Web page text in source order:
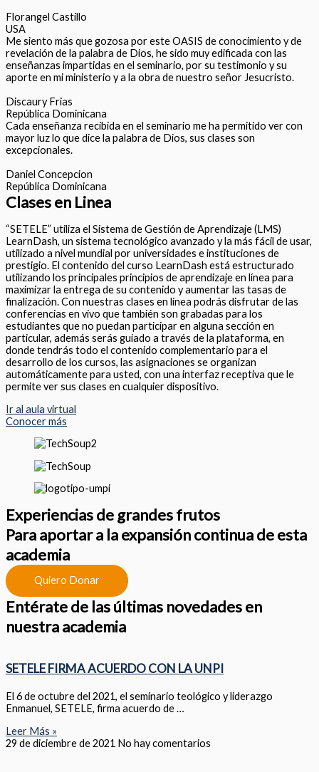
Florangel Castillo
USA
Me siento más que gozosa por este OASIS de conocimiento y de
revelación de la palabra de Dios, he sido muy edificada con las
enseñanzas impartidas en el seminario, por su testimonio y su
aporte en mi ministerio y a la obra de nuestro señor Jesucristo.
Discaury Frias
República Dominicana
Cada enseñanza recibida en el seminario me ha permitido ver con
mayor luz lo que dice la palabra de Dios, sus clases son
excepcionales.
Daniel Concepcion
República Dominicana
Clases en Linea
“SETELE” utiliza el Sistema de Gestión de Aprendizaje (LMS)
LearnDash, un sistema tecnológico avanzado y la más fácil de usar,
utilizado a nivel mundial por universidades e instituciones de
prestigio. El contenido del curso LearnDash está estructurado
utilizando los principales principios de aprendizaje en línea para
maximizar la entrega de su contenido y aumentar las tasas de
finalización. Con nuestras clases en línea podrás disfrutar de las
conferencias en vivo que también son grabadas para los
estudiantes que no puedan participar en alguna sección en
particular, además serás guiado a través de la plataforma, en
donde tendrás todo el contenido complementario para el
desarrollo de los cursos, las asignaciones se organizan
automáticamente para usted, con una interfaz receptiva que le
permite ver sus clases en cualquier dispositivo.
Ir al aula virtual
Conocer más
Experiencias de grandes frutos
Para aportar a la expansión continua de esta
academia
Quiero Donar
Entérate de las últimas novedades en
nuestra academia
SETELE FIRMA ACUERDO CON LA UNPI
El 6 de octubre del 2021, el seminario teológico y liderazgo
Enmanuel, SETELE, firma acuerdo de …
Leer Más »
29 de diciembre de 2021 No hay comentarios